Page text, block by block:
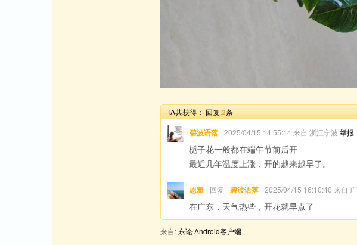
TA共获得：回复:2条
碧波语落 2025/04/15 14:55:14 来自 浙江宁波 举报
栀子花一般都在端午节前后开
最近几年温度上涨，开的越来越早了。
恩雅 回复 碧波语落 2025/04/15 16:10:40 来自
在广东，天气热些，开花就早点了
来自:东论 Android客户端